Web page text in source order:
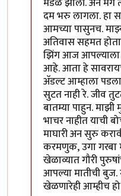
दम भरु लागला. हा
आमच्या पासुनच.
अतिवास सहमत
झिंग आज आपल्याला
आहे. आता हे
अ‍ॅडल्ट आम्हाला
सुटत नाही रे. जीव
बातम्या पाहुन.
भाचर नाहीत याची
माघारी अन सुरु
करमणुक, उगा गरबा
खेळाव्यात गौरी
आपल्या मातीची बुज.
खेळणारेही आम्हीच